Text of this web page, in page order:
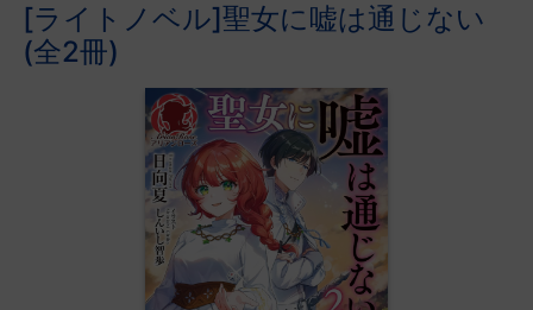
[ライトノベル]聖女に嘘は通じない
(全2冊)